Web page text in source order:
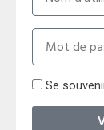
Se